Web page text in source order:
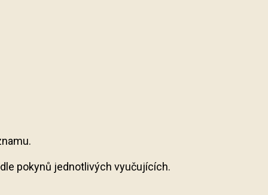
pokynů jednotlivých vyučujících.